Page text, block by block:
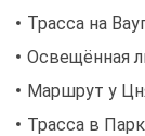
Трас­са на
Осве­щён­ная
Марш­рут у
Трас­са в